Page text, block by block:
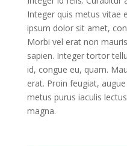
Integer quis metus vitae
ipsum dolor sit amet,
Morbi vel erat non
sapien. Integer tortor
id, congue eu, quam.
erat. Proin feugiat,
metus purus iaculis
magna.